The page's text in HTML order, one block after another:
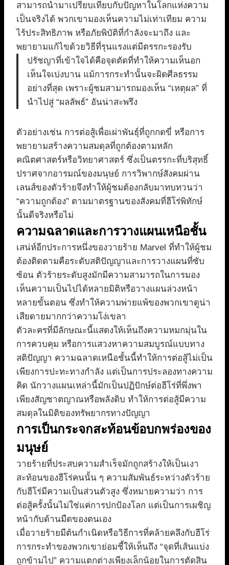
สามารถนำมาเปรียบเทียบกับปัญหาในโลกแห่งความ
เป็นจริงได้ พวกเขามองเห็นความไม่เท่าเทียม ความ
ไร้ประสิทธิภาพ หรือภัยพิบัติที่กำลังจะมาถึง และ
พยายามแก้ไขด้วยวิธีที่รุนแรงแต่มีตรรกะรองรับ
ปรัชญาที่เข้าใจได้คือจุดตัดที่ทำให้ความเห็นอก
เห็นใจเบ่งบาน แม้การกระทำนั้นจะผิดศีลธรรม
อย่างที่สุด เพราะผู้ชมสามารถมองเห็น “เหตุผล” ที่
นำไปสู่ “ผลลัพธ์” อันน่าสะพรึง
ตัวอย่างเช่น การต่อสู้เพื่อเผ่าพันธุ์ที่ถูกกดขี่ หรือการ
พยายามสร้างความสมดุลที่ถูกต้องตามหลัก
คณิตศาสตร์หรือวิทยาศาสตร์ ซึ่งเป็นตรรกะที่บริสุทธิ์
ปราศจากอารมณ์ของมนุษย์ การวิพากษ์สังคมผ่าน
เลนส์ของตัวร้ายจึงทำให้ผู้ชมต้องกลับมาทบทวนว่า
“ความถูกต้อง” ตามมาตรฐานของสังคมที่ฮีโร่พิทักษ์
นั้นดีจริงหรือไม่
ความฉลาดและการวางแผนเหนือชั้น
เสน่ห์อีกประการหนึ่งของวายร้าย Marvel ที่ทำให้ผู้ชม
ต้องติดตามคือระดับสติปัญญาและการวางแผนที่ซับ
ซ้อน ตัวร้ายระดับสูงมักมีความสามารถในการมอง
เห็นความเป็นไปได้หลายมิติหรือวางแผนล่วงหน้า
หลายขั้นตอน ซึ่งทำให้ความพ่ายแพ้ของพวกเขาดูน่า
เสียดายมากกว่าความโง่เขลา
ตัวละครที่มีลักษณะนี้แสดงให้เห็นถึงความหมกมุ่นใน
การควบคุม หรือการแสวงหาความสมบูรณ์แบบทาง
สติปัญญา ความฉลาดเหนือชั้นนี้ทำให้การต่อสู้ไม่เป็น
เพียงการปะทะทางกำลัง แต่เป็นการประลองทางความ
คิด นักวางแผนเหล่านี้มักเป็นปฏิปักษ์ต่อฮีโร่ที่พึ่งพา
เพียงสัญชาตญาณหรือพลังดิบ ทำให้การต่อสู้มีความ
สมดุลในมิติของทรัพยากรทางปัญญา
การเป็นกระจกสะท้อนข้อบกพร่องของ
มนุษย์
วายร้ายที่ประสบความสำเร็จมักถูกสร้างให้เป็นเงา
สะท้อนของฮีโร่คนนั้น ๆ ความสัมพันธ์ระหว่างตัวร้าย
กับฮีโร่มีความเป็นส่วนตัวสูง ซึ่งหมายความว่า การ
ต่อสู้ครั้งนั้นไม่ใช่แค่การปกป้องโลก แต่เป็นการเผชิญ
หน้ากับด้านมืดของตนเอง
เมื่อวายร้ายมีต้นกำเนิดหรือวิธีการที่คล้ายคลึงกับฮีโร่
การกระทำของพวกเขาย่อมชี้ให้เห็นถึง “จุดที่เส้นแบ่ง
ถูกข้ามไป” ความแตกต่างเพียงเล็กน้อยในการตัดสิน